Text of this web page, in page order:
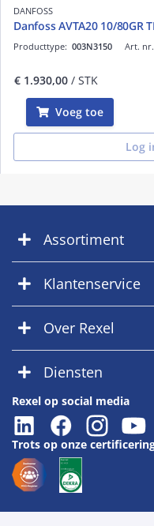
DANFOSS
Danfoss AVTA20 10/80GR
Art. nr.
Producttype: 003N3150
€ 1.930,00 / STK
Voeg toe
Log
Assortiment
Klantenservice
Over Rexel
Diensten
Rexel op social media
Trots op onze